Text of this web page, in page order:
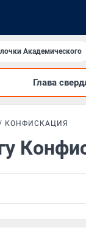
Академического
Глава
КОНФИСКАЦИЯ